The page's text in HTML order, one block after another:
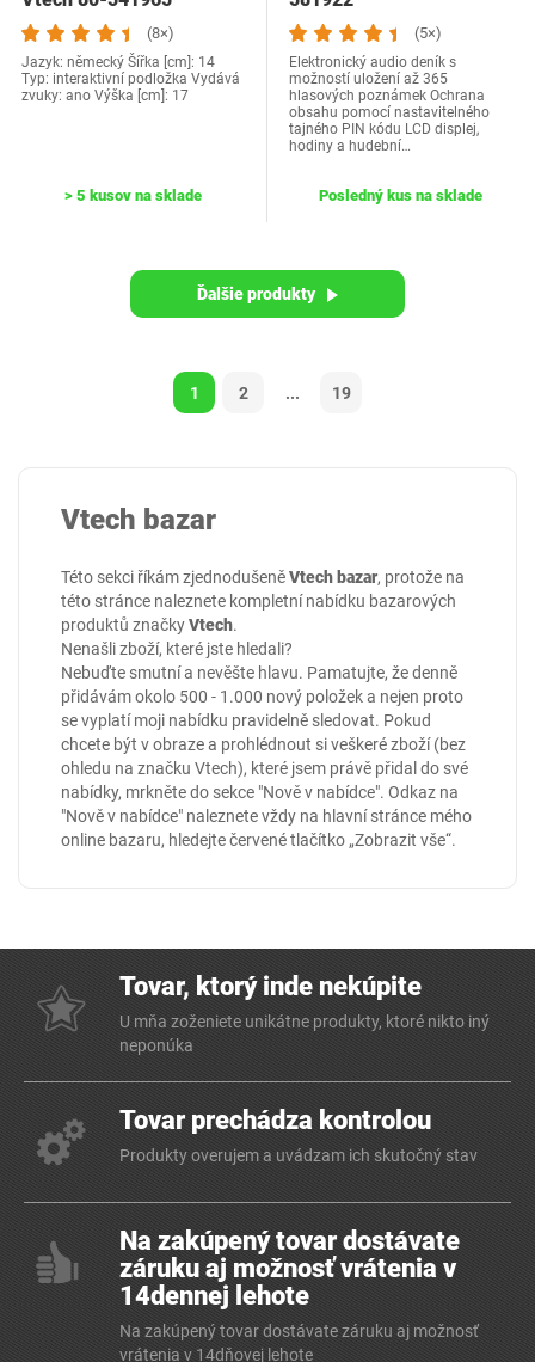
(8×)
Jazyk: německý Šířka [cm]: 14
Typ: interaktivní podložka Vydává
zvuky: ano Výška [cm]: 17
> 5 kusov na sklade
(5×)
Elektronický audio deník s
možností uložení až 365
hlasových poznámek Ochrana
obsahu pomocí nastavitelného
tajného PIN kódu LCD displej,
hodiny a hudební…
Posledný kus na sklade
Ďalšie produkty
1 2 ... 19
Vtech bazar
Této sekci říkám zjednodušeněVtech bazar, protože na
této stránce naleznete kompletní nabídku bazarových
produktů značkyVtech.
Nenašli zboží, které jste hledali?
Nebuďte smutní a nevěšte hlavu. Pamatujte, že denně
přidávám okolo 500 - 1.000 nový položek a nejen proto
se vyplatí moji nabídku pravidelně sledovat. Pokud
chcete být v obraze a prohlédnout si veškeré zboží (bez
ohledu na značku Vtech), které jsem právě přidal do své
nabídky, mrkněte do sekce "Nově v nabídce". Odkaz na
"Nově v nabídce" naleznete vždy na hlavní stránce mého
online bazaru, hledejte červené tlačítko „Zobrazit vše“.
Tovar, ktorý inde nekúpite
U mňa zoženiete unikátne produkty, ktoré nikto iný
neponúka
Tovar prechádza kontrolou
Produkty overujem a uvádzam ich skutočný stav
Na zakúpený tovar dostávate
záruku aj možnosť vrátenia v
14dennej lehote
Na zakúpený tovar dostávate záruku aj možnosť
vrátenia v 14dňovej lehote